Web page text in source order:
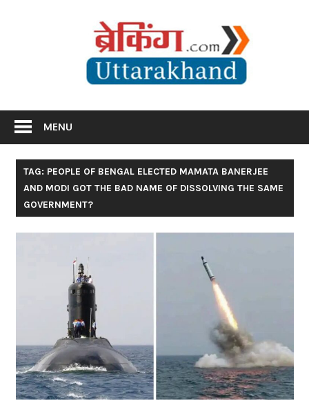
MENU
TAG: PEOPLE OF BENGAL ELECTED MAMATA BANERJEE
AND MODI GOT THE BAD NAME OF DISSOLVING THE SAME
GOVERNMENT?